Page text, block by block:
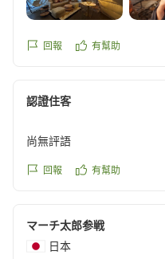
reviewId=33123478224070
回報 有幫助
認證住客
尚無評語
回報 有幫助
マーチ太郎参戦
日本